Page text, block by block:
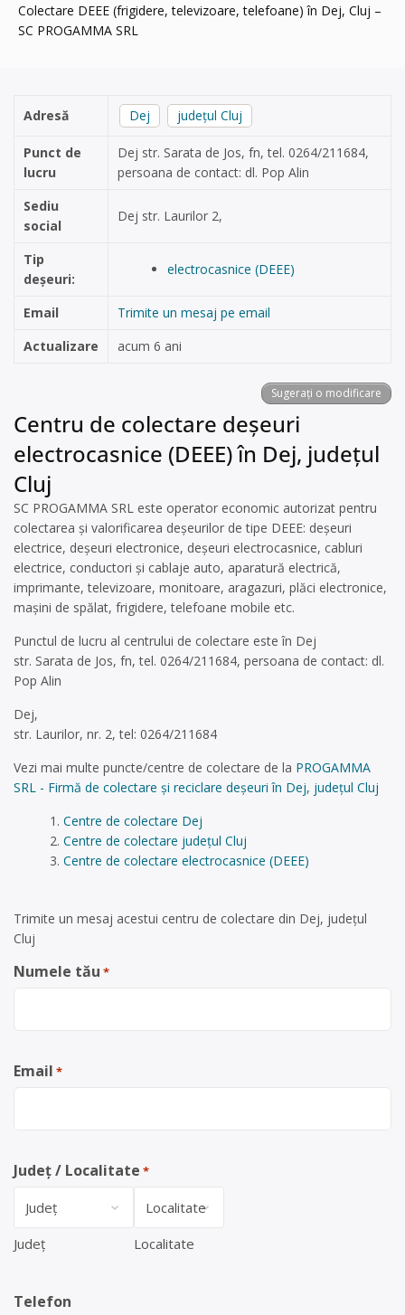
Colectare DEEE (frigidere, televizoare, telefoane) în Dej, Cluj –
SC PROGAMMA SRL
Adresă Dej județul Cluj
Punct de
lucru
Dej str. Sarata de Jos, fn, tel. 0264/211684,
persoana de contact: dl. Pop Alin
Sediu
social
Dej str. Laurilor 2,
Tip
deșeuri:
electrocasnice (DEEE)
Email
Trimite un mesaj pe email
Actualizare
acum 6 ani
Sugerați o modificare
Centru de colectare deșeuri
electrocasnice (DEEE) în Dej, județul
Cluj
SC PROGAMMA SRL este operator economic autorizat pentru
colectarea și valorificarea deșeurilor de tipe DEEE: deșeuri
electrice, deșeuri electronice, deșeuri electrocasnice, cabluri
electrice, conductori și cablaje auto, aparatură electrică,
imprimante, televizoare, monitoare, aragazuri, plăci electronice,
mașini de spălat, frigidere, telefoane mobile etc.
Punctul de lucru al centrului de colectare este în Dej
str. Sarata de Jos, fn, tel. 0264/211684, persoana de contact: dl.
Pop Alin
Dej,
str. Laurilor, nr. 2, tel: 0264/211684
Vezi mai multe puncte/centre de colectare de la PROGAMMA
SRL - Firmă de colectare și reciclare deșeuri în Dej, județul Cluj
Centre de colectare Dej
Centre de colectare județul Cluj
Centre de colectare electrocasnice (DEEE)
Trimite un mesaj acestui centru de colectare din Dej, județul
Cluj
Numele tău *
Email *
Județ / Localitate *
Județ Localitate
Telefon